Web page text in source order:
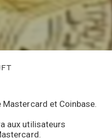
et Coinbase.
aux utilisateurs